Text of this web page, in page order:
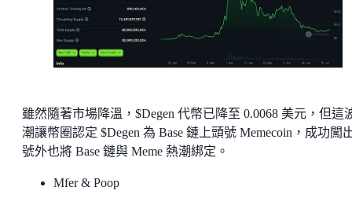
雖然隨著市場降溫，$Degen 代幣已降至 0.0068 美元，但這
潮讓幣圈認定 $Degen 為 Base 鏈上頭號 Memecoin，成功闖
號外也將 Base 鏈與 Meme 熱潮綁定。
Mfer & Poop